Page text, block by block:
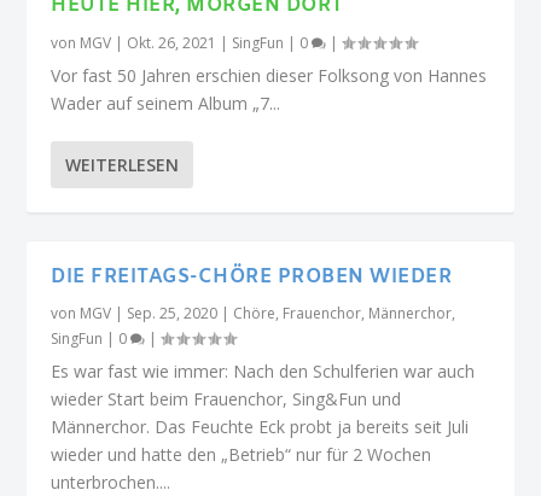
HEUTE HIER, MORGEN DORT
von MGV | Okt. 26, 2021 | SingFun | 0 |
Vor fast 50 Jahren erschien dieser Folksong von Hannes
Wader auf seinem Album „7...
WEITERLESEN
DIE FREITAGS-CHÖRE PROBEN WIEDER
von MGV | Sep. 25, 2020 | Chöre, Frauenchor, Männerchor,
SingFun | 0 |
Es war fast wie immer: Nach den Schulferien war auch
wieder Start beim Frauenchor, Sing&Fun und
Männerchor. Das Feuchte Eck probt ja bereits seit Juli
wieder und hatte den „Betrieb“ nur für 2 Wochen
unterbrochen....